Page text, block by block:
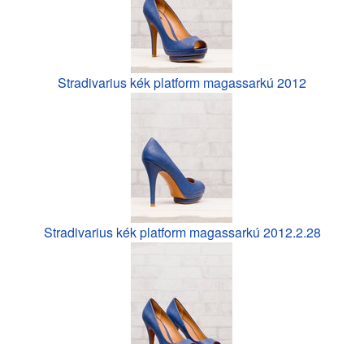
Stradivarius kék platform magassarkú 2012
Stradivarius kék platform magassarkú 2012.2.28